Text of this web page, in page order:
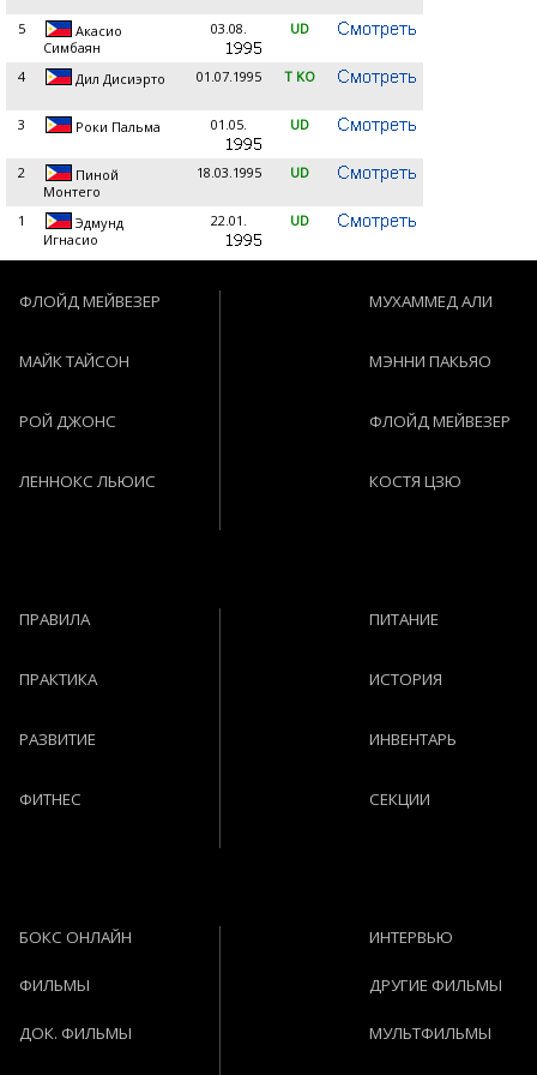
5
Акасио
Симбаян
03.08. UD
4 Дил Дисиэрто 01.07.1995 T KO
3 Роки Пальма 01.05. UD
2
Пиной
Монтего
18.03.1995 UD
1
Эдмунд
Игнасио
22.01. UD
ФЛОЙД МЕЙВЕЗЕР
МАЙК ТАЙСОН
РОЙ ДЖОНС
ЛЕННОКС ЛЬЮИС
МУХАММЕД АЛИ
МЭННИ ПАКЬЯО
ФЛОЙД МЕЙВЕЗЕР
КОСТЯ ЦЗЮ
ПРАВИЛА
ПРАКТИКА
РАЗВИТИЕ
ФИТНЕС
ПИТАНИЕ
ИСТОРИЯ
ИНВЕНТАРЬ
СЕКЦИИ
БОКС ОНЛАЙН
ФИЛЬМЫ
ДОК. ФИЛЬМЫ
ИНТЕРВЬЮ
ДРУГИЕ ФИЛЬМЫ
МУЛЬТФИЛЬМЫ